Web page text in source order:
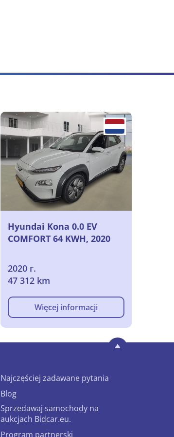
Hyundai Kona 0.0 EV
COMFORT 64 KWH, 2020
2020 г.
47 312 km
Więcej informacji
Najczęściej zadawane pytania
Blog
Sprzedawaj samochody na
aukcjach Bidcar.eu.
Program partnerski